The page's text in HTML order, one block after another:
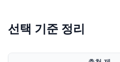
선택 기준 정리